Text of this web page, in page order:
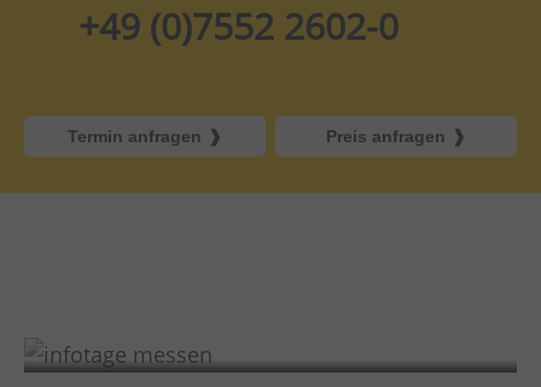
+49 (0)7552 2602-0
Termin anfragen Preis anfragen